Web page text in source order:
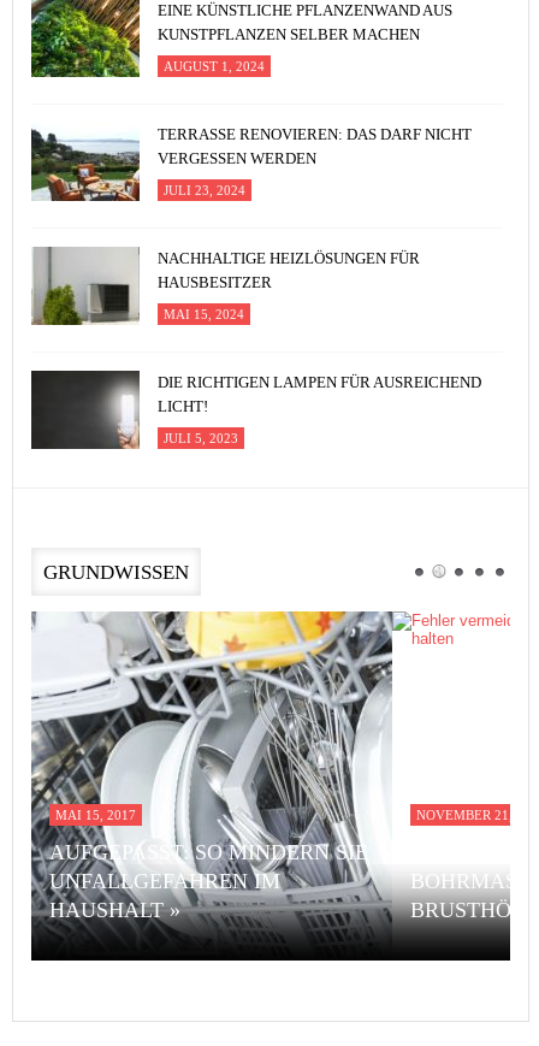
EINE KÜNSTLICHE PFLANZENWAND AUS
KUNSTPFLANZEN SELBER MACHEN
AUGUST 1, 2024
TERRASSE RENOVIEREN: DAS DARF NICHT
VERGESSEN WERDEN
JULI 23, 2024
NACHHALTIGE HEIZLÖSUNGEN FÜR
HAUSBESITZER
MAI 15, 2024
DIE RICHTIGEN LAMPEN FÜR AUSREICHEND
LICHT!
JULI 5, 2023
GRUNDWISSEN
MAI 15, 2017
AUFGEPASST: SO MINDERN SIE
UNFALLGEFAHREN IM
HAUSHALT »
NOVEMBER 21,